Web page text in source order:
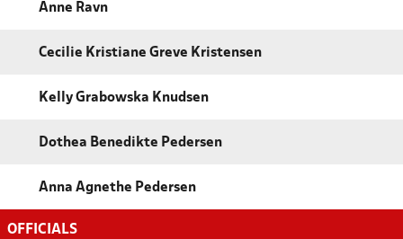
Anne Ravn
Cecilie Kristiane Greve Kristensen
Kelly Grabowska Knudsen
Dothea Benedikte Pedersen
Anna Agnethe Pedersen
OFFICIALS